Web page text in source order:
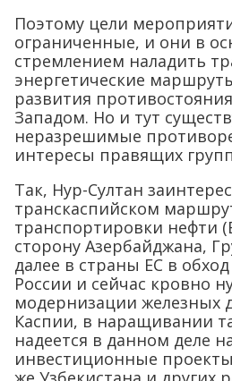
Поэтому цели
ограниченные, и они в
стремлением наладить
энергетические
развития
Западом. Но и тут
неразрешимые
интересы правящих
Так, Нур-Султан
транскаспийском
транспортировки нефти
сторону Азербайджана,
далее в страны ЕС в
России и сейчас кровно
модернизации железных
Каспии, в наращивании
надеется в данном деле
инвестиционные